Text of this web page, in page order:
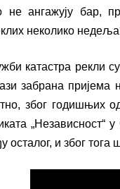
не ангажују бар,
неколико
катастра рекли
забрана пријема
, због годишњих
„Независност“
осталог, и због тога